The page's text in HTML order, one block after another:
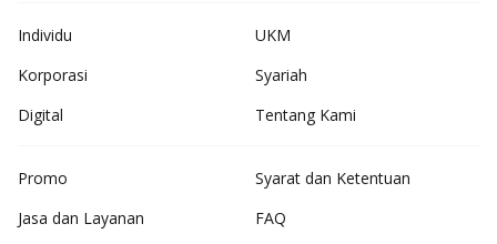
Individu
UKM
Korporasi
Syariah
Digital
Tentang Kami
Promo
Jasa dan Layanan
Syarat dan Ketentuan
FAQ